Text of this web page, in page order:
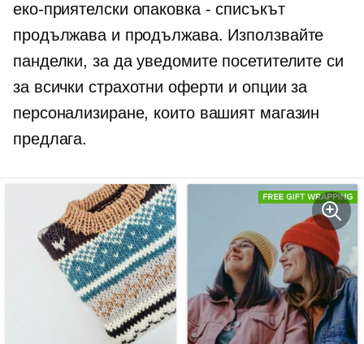
еко-приятелски опаковка - списъкът
продължава и продължава. Използвайте
панделки, за да уведомите посетителите си
за всички страхотни оферти и опции за
персонализиране, които вашият магазин
предлага.